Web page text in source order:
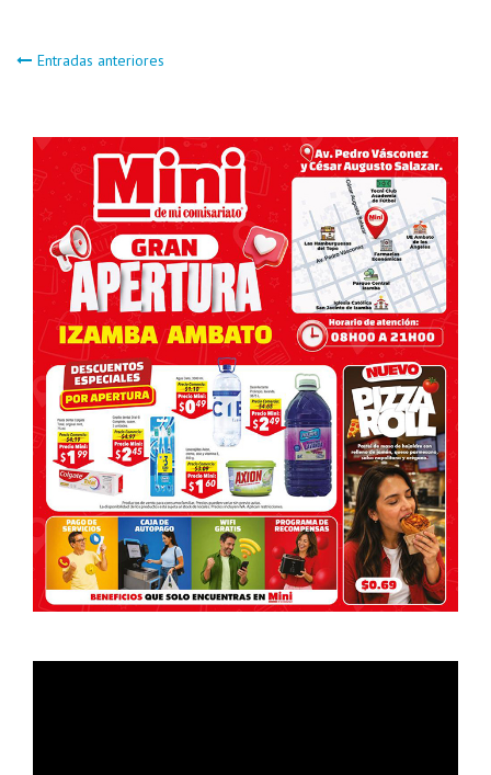
Navegación
de
entradas
Entradas anteriores